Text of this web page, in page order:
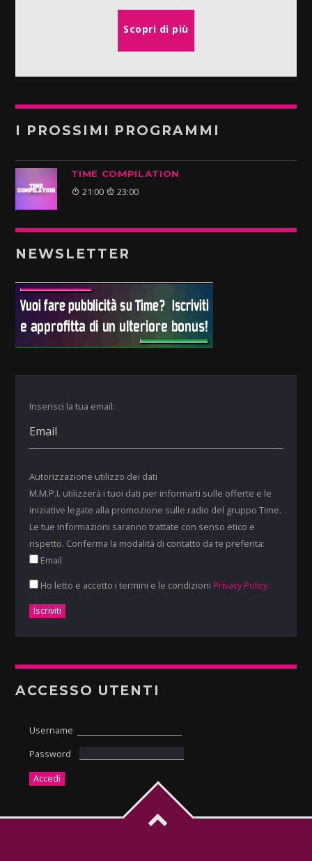
Scopri di più
I PROSSIMI PROGRAMMI
TIME COMPILATION
21:00 23:00
NEWSLETTER
Inserisci la tua email:
Autorizzazione utilizzo dei dati
M.M.P.I. utilizzerà i tuoi dati per informarti sulle offerte e le
iniziative legate alla promozione sulle radio del gruppo Time.
Le tue informazioni saranno trattate con senso etico e
rispetto. Conferma la modalità di contatto da te preferita:
Email
Ho letto e accetto i termini e le condizioni Privacy Policy
ACCESSO UTENTI
Username
Password